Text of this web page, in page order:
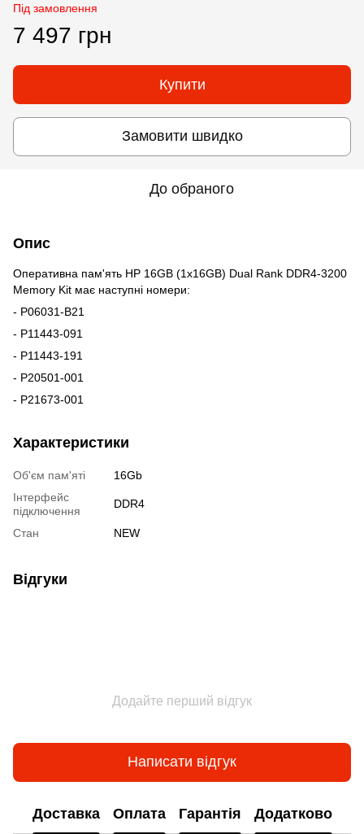
Під замовлення
7 497 грн
Купити
Замовити швидко
До обраного
Опис
Оперативна пам'ять HP 16GB (1x16GB) Dual Rank DDR4-3200
Memory Kit має наступні номери:
- P06031-B21
- P11443-091
- P11443-191
- P20501-001
- P21673-001
Характеристики
Об'єм пам'яті
16Gb
Інтерфейс
підключення
DDR4
Стан NEW
Відгуки
Додайте перший відгук
Написати відгук
Доставка Оплата Гарантія Додатково